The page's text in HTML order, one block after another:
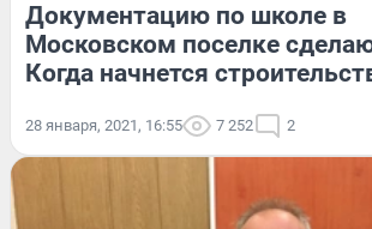
Документацию по школе в
Московском поселке
Когда начнется
28 января, 2021, 16:55 7 252 2